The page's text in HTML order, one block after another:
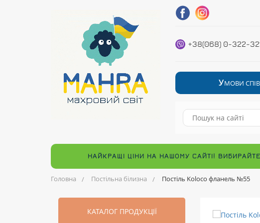
+38(068) 0-322-
УМОВИ
НАЙКРАЩІ ЦІНИ НА НАШОМУ САЙТІ!
Головна Постільна білизна Постіль Koloco фланель №55
КАТАЛОГ ПРОДУКЦІЇ